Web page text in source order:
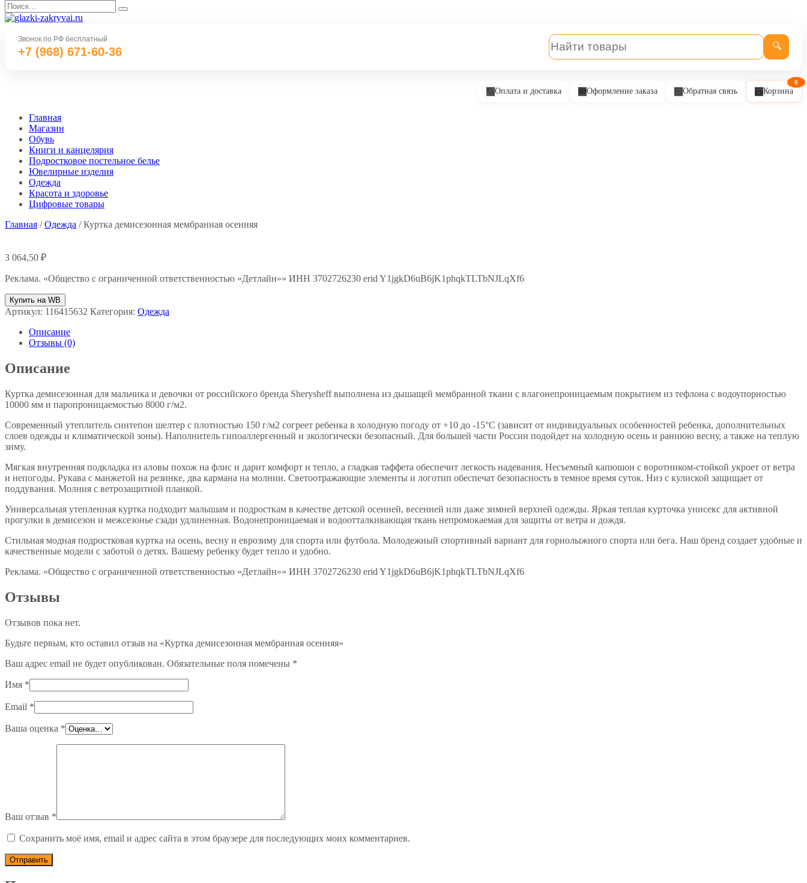
Перейти
к
содержанию
Search
for:
Звонок по РФ бесплатный
+7 (968) 671-60-36 🔍
Оплата и доставка Оформление заказа Обратная связь Корзина
0
Главная
Магазин
Обувь
Книги и канцелярия
Подростковое постельное белье
Ювелирные изделия
Одежда
Красота и здоровье
Цифровые товары
Главная /Одежда / Куртка демисезонная мембранная осенняя
3 064,50 ₽
Реклама. «Общество с ограниченной ответственностью «Детлайн»» ИНН 3702726230 erid Y1jgkD6uB6jK1phqkTLTbNJLqXf6
Купить на WB
Артикул: 116415632 Категория: Одежда
Описание
Отзывы (0)
Описание
Куртка демисезонная для мальчика и девочки от российского бренда Sherysheff выполнена из дышащей мембранной ткани с влагонепроницаемым покрытием из тефлона с водоупорностью
10000 мм и паропроницаемостью 8000 г/м2.
Современный утеплитель синтепон шелтер с плотностью 150 г/м2 согреет ребенка в холодную погоду от +10 до -15°С (зависит от индивидуальных особенностей ребенка, дополнительных
слоев одежды и климатической зоны). Наполнитель гипоаллергенный и экологически безопасный. Для большей части России подойдет на холодную осень и раннюю весну, а также на теплую
зиму.
Мягкая внутренняя подкладка из аловы похож на флис и дарит комфорт и тепло, а гладкая таффета обеспечит легкость надевания. Несъемный капюшон с воротником-стойкой укроет от ветра
и непогоды. Рукава с манжетой на резинке, два кармана на молнии. Светоотражающие элементы и логотип обеспечат безопасность в темное время суток. Низ с кулиской защищает от
поддувания. Молния с ветрозащитной планкой.
Универсальная утепленная куртка подходит малышам и подросткам в качестве детской осенней, весенней или даже зимней верхней одежды. Яркая теплая курточка унисекс для активной
прогулки в демисезон и межсезонье сзади удлиненная. Водонепроницаемая и водоотталкивающая ткань непромокаемая для защиты от ветра и дождя.
Стильная модная подростковая куртка на осень, весну и еврозиму для спорта или футбола. Молодежный спортивный вариант для горнолыжного спорта или бега. Наш бренд создает удобные и
качественные модели с заботой о детях. Вашему ребенку будет тепло и удобно.
Реклама. «Общество с ограниченной ответственностью «Детлайн»» ИНН 3702726230 erid Y1jgkD6uB6jK1phqkTLTbNJLqXf6
Отзывы
Отзывов пока нет.
Будьте первым, кто оставил отзыв на «Куртка демисезонная мембранная осенняя»
Ваш адрес email не будет опубликован. Обязательные поля помечены *
Имя *
Email *
Ваша оценка *
Ваш отзыв *
Сохранить моё имя, email и адрес сайта в этом браузере для последующих моих комментариев.